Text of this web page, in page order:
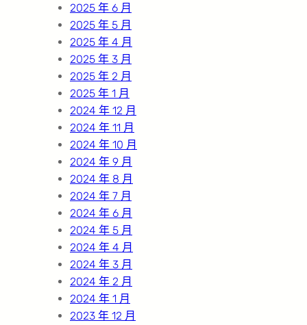
2025 年 6 月
2025 年 5 月
2025 年 4 月
2025 年 3 月
2025 年 2 月
2025 年 1 月
2024 年 12 月
2024 年 11 月
2024 年 10 月
2024 年 9 月
2024 年 8 月
2024 年 7 月
2024 年 6 月
2024 年 5 月
2024 年 4 月
2024 年 3 月
2024 年 2 月
2024 年 1 月
2023 年 12 月